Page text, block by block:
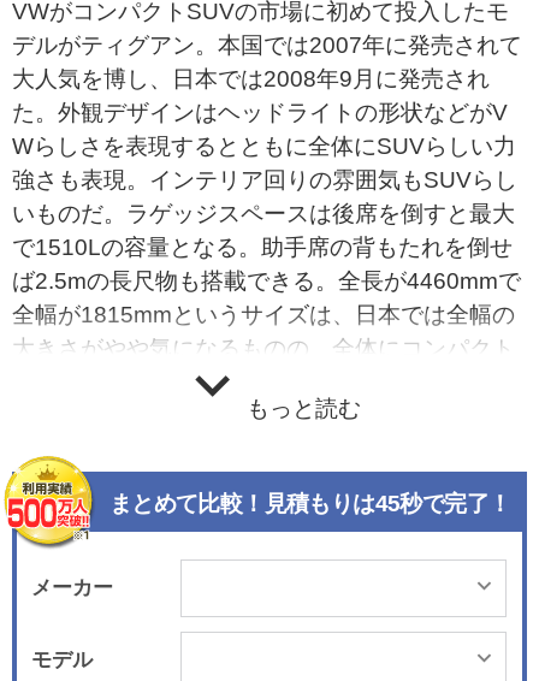
VWがコンパクトSUVの市場に初めて投入したモ
デルがティグアン。本国では2007年に発売されて
大人気を博し、日本では2008年9月に発売され
た。外観デザインはヘッドライトの形状などがV
Wらしさを表現するとともに全体にSUVらしい力
強さも表現。インテリア回りの雰囲気もSUVらし
いものだ。ラゲッジスペースは後席を倒すと最大
で1510Lの容量となる。助手席の背もたれを倒せ
ば2.5mの長尺物も搭載できる。全長が4460mmで
全幅が1815mmというサイズは、日本では全幅の
大きさがやや気になるものの、全体にコンパクト
なサイズであるのは確か。基本プラットフォーム
やサスペンションなどはゴルフ系やパサート系を
気筒2.0リッター直噴ターボのTSIで、125kW(170
ps)のパワーを発生。6速のティプトロニックATと
組み合わされる。駆動方式は4MOTIONと呼ぶフ
ルタイム4WDのみの設定だ。ボタンひとつでオフ
ロード走行をサポートする機能も設定されてお
り、オンロードからオフロードまで幅広い走行シ
もっと読む
まとめて比較！見積もりは45秒で完了！
メーカー
モデル